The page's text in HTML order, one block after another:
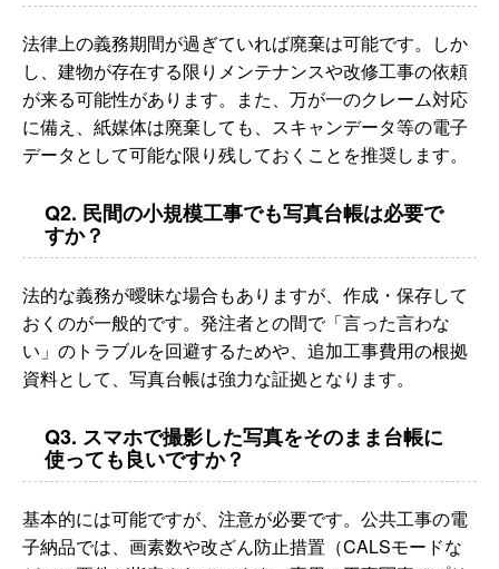
法律上の義務期間が過ぎていれば廃棄は可能です。しか
し、建物が存在する限りメンテナンスや改修工事の依頼
が来る可能性があります。また、万が一のクレーム対応
に備え、紙媒体は廃棄しても、スキャンデータ等の電子
データとして可能な限り残しておくことを推奨します。
Q2. 民間の小規模工事でも写真台帳は必要で
すか？
法的な義務が曖昧な場合もありますが、作成・保存して
おくのが一般的です。発注者との間で「言った言わな
い」のトラブルを回避するためや、追加工事費用の根拠
資料として、写真台帳は強力な証拠となります。
Q3. スマホで撮影した写真をそのまま台帳に
使っても良いですか？
基本的には可能ですが、注意が必要です。公共工事の電
子納品では、画素数や改ざん防止措置（CALSモードな